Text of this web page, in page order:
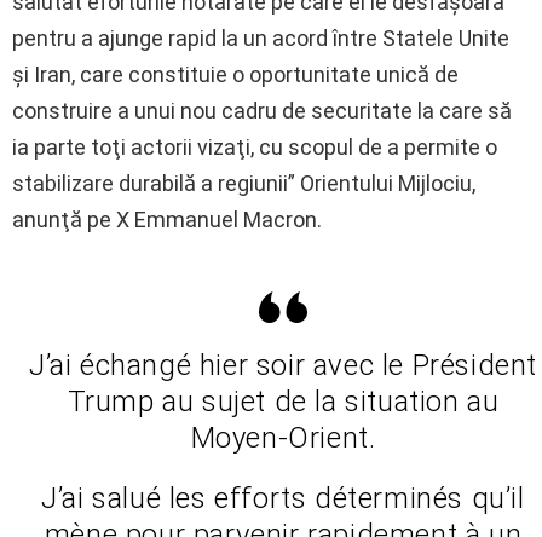
pentru a ajunge rapid la un acord între Statele Unite
şi Iran, care constituie o oportunitate unică de
construire a unui nou cadru de securitate la care să
ia parte toţi actorii vizaţi, cu scopul de a permite o
stabilizare durabilă a regiunii” Orientului Mijlociu,
anunţă pe X Emmanuel Macron.
J’ai échangé hier soir avec le Président
Trump au sujet de la situation au
Moyen-Orient.
J’ai salué les efforts déterminés qu’il